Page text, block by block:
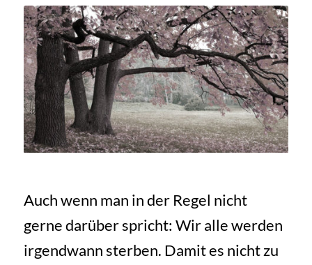
Auch wenn man in der Regel nicht
gerne darüber spricht: Wir alle werden
irgendwann sterben. Damit es nicht zu